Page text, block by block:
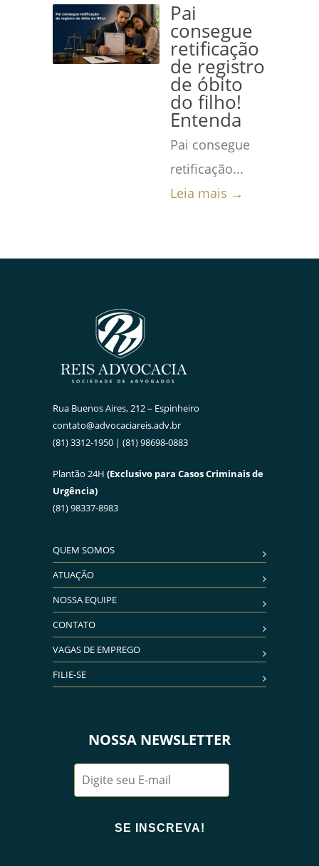
Pai
consegue
retificação
de registro
de óbito
do filho!
Entenda
Pai consegue
retificação...
Leia mais →
Rua Buenos Aires, 212 – Espinheiro
contato@advocaciareis.adv.br
(81) 3312-1950 | (81) 98698-0883
Plantão 24H (Exclusivo para Casos Criminais de
Urgência)
(81) 98337-8983
QUEM SOMOS
ATUAÇÃO
NOSSA EQUIPE
CONTATO
VAGAS DE EMPREGO
FILIE-SE
NOSSA NEWSLETTER